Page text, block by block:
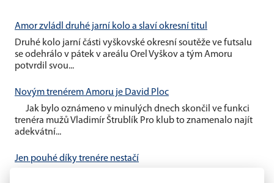
Amor zvládl druhé jarní kolo a slaví okresní titul
Druhé kolo jarní části vyškovské okresní soutěže ve futsalu
se odehrálo v pátek v areálu Orel Vyškov a tým Amoru
potvrdil svou...
Novým trenérem Amoru je David Ploc
Jak bylo oznámeno v minulých dnech skončil ve funkci
trenéra mužů Vladimír Štrublík Pro klub to znamenalo najít
adekvátní...
Jen pouhé díky trenére nestačí